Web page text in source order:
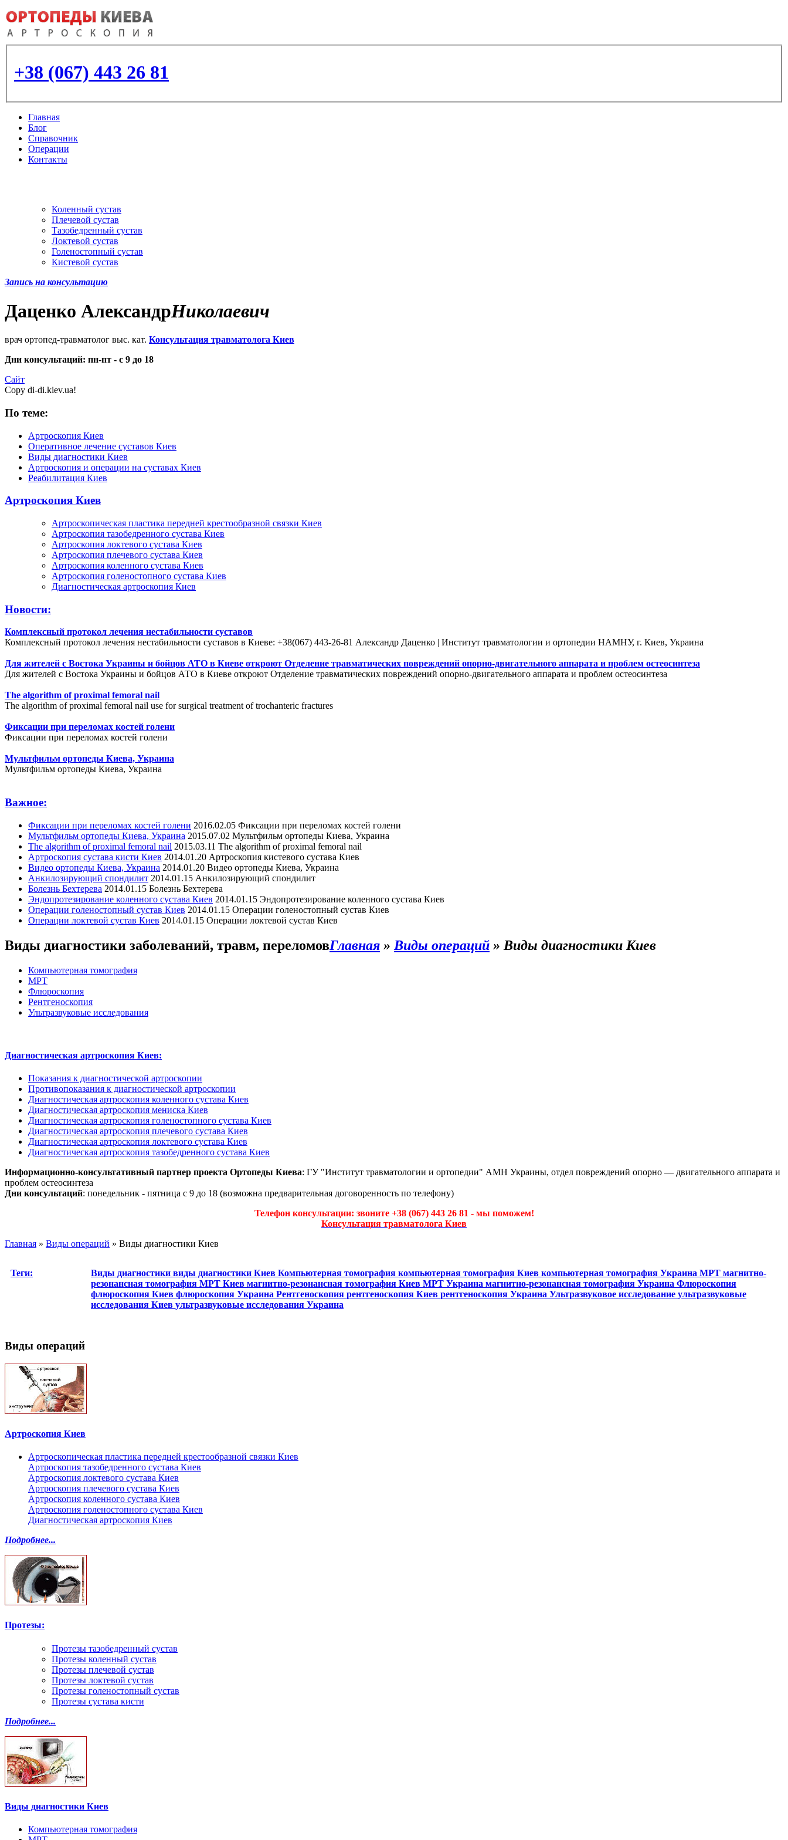
+38 (067) 443 26 81
Главная
Блог
Справочник
Операции
Контакты
Коленный сустав
Плечевой сустав
Тазобедренный сустав
Локтевой сустав
Голеностопный сустав
Кистевой сустав
Запись на консультацию
Даценко АлександрНиколаевич
врач ортопед-травматолог выс. кат. Консультация травматолога Киев
Дни консультаций: пн-пт - с 9 до 18
Сайт
Copy di-di.kiev.ua!
По теме:
Артроскопия Киев
Оперативное лечение суставов Киев
Виды диагностики Киев
Артроскопия и операции на суставах Киев
Реабилитация Киев
Артроскопия Киев
Артроскопическая пластика передней крестообразной связки Киев
Артроскопия тазобедренного сустава Киев
Артроскопия локтевого сустава Киев
Артроскопия плечевого сустава Киев
Артроскопия коленного сустава Киев
Артроскопия голеностопного сустава Киев
Диагностическая артроскопия Киев
Новости:
Комплексный протокол лечения нестабильности суставов
Комплексный протокол лечения нестабильности суставов в Киеве: +38(067) 443-26-81 Александр Даценко | Институт травматологии и ортопедии НАМНУ, г. Киев, Украина
Для жителей с Востока Украины и бойцов АТО в Киеве откроют Отделение травматических повреждений опорно-двигательного аппарата и проблем остеосинтеза
Для жителей с Востока Украины и бойцов АТО в Киеве откроют Отделение травматических повреждений опорно-двигательного аппарата и проблем остеосинтеза
The algorithm of proximal femoral nail
The algorithm of proximal femoral nail use for surgical treatment of trochanteric fractures
Фиксации при переломах костей голени
Фиксации при переломах костей голени
Мультфильм ортопеды Киева, Украина
Мультфильм ортопеды Киева, Украина
Важное:
Фиксации при переломах костей голени 2016.02.05 Фиксации при переломах костей голени
Мультфильм ортопеды Киева, Украина 2015.07.02 Мультфильм ортопеды Киева, Украина
The algorithm of proximal femoral nail 2015.03.11 The algorithm of proximal femoral nail
Артроскопия сустава кисти Киев 2014.01.20 Артроскопия кистевого сустава Киев
Видео ортопеды Киева, Украина 2014.01.20 Видео ортопеды Киева, Украина
Анкилозирующий спондилит 2014.01.15 Анкилозирующий спондилит
Болезнь Бехтерева 2014.01.15 Болезнь Бехтерева
Эндопротезирование коленного сустава Киев 2014.01.15 Эндопротезирование коленного сустава Киев
Операции голеностопный сустав Киев 2014.01.15 Операции голеностопный сустав Киев
Операции локтевой сустав Киев 2014.01.15 Операции локтевой сустав Киев
Виды диагностики заболеваний, травм, переломовГлавная » Виды операций » Виды диагностики Киев
Компьютерная томография
МРТ
Флюроскопия
Рентгеноскопия
Ультразвуковые исследования
Диагностическая артроскопия Киев:
Показания к диагностической артроскопии
Противопоказания к диагностической артроскопии
Диагностическая артроскопия коленного сустава Киев
Диагностическая артроскопия мениска Киев
Диагностическая артроскопия голеностопного сустава Киев
Диагностическая артроскопия плечевого сустава Киев
Диагностическая артроскопия локтевого сустава Киев
Диагностическая артроскопия тазобедренного сустава Киев
Информационно-консультативный партнер проекта Ортопеды Киева: ГУ "Институт травматологии и ортопедии" АМН Украины, отдел повреждений опорно — двигательного аппарата и
проблем остеосинтеза
Дни консультаций: понедельник - пятница с 9 до 18 (возможна предварительная договоренность по телефону)
Телефон консультации: звоните +38 (067) 443 26 81 - мы поможем!
Консультация травматолога Киев
Главная » Виды операций » Виды диагностики Киев
Теги: Виды диагностики виды диагностики Киев Компьютерная томография компьютерная томография Киев компьютерная томография Украина МРТ магнитно-
резонансная томография МРТ Киев магнитно-резонансная томография Киев МРТ Украина магнитно-резонансная томография Украина Флюроскопия
флюроскопия Киев флюроскопия Украина Рентгеноскопия рентгеноскопия Киев рентгеноскопия Украина Ультразвуковое исследование ультразвуковые
исследования Киев ультразвуковые исследования Украина
Виды операций
Артроскопия Киев
Артроскопическая пластика передней крестообразной связки Киев
Артроскопия тазобедренного сустава Киев
Артроскопия локтевого сустава Киев
Артроскопия плечевого сустава Киев
Артроскопия коленного сустава Киев
Артроскопия голеностопного сустава Киев
Диагностическая артроскопия Киев
Подробнее...
Протезы:
Протезы тазобедренный сустав
Протезы коленный сустав
Протезы плечевой сустав
Протезы локтевой сустав
Протезы голеностопный сустав
Протезы сустава кисти
Подробнее...
Виды диагностики Киев
Компьютерная томография